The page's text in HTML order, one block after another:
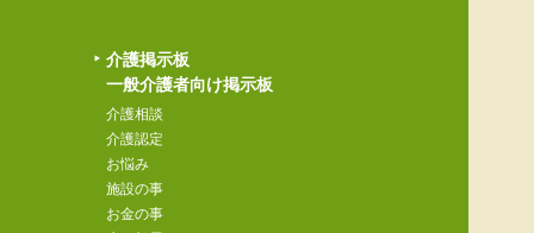
介護掲示板
一般介護者向け掲示板
介護相談
介護認定
お悩み
施設の事
お金の事